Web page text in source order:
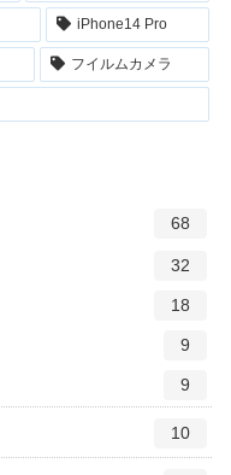
iPhone14 Pro
フイルムカメラ
68
32
18
9
9
10